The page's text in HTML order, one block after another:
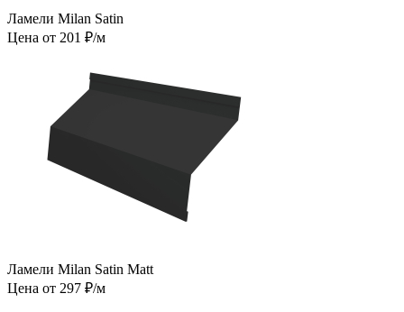
Ламели Milan Satin
Цена от 201 ₽/м
Ламели Milan Satin Matt
Цена от 297 ₽/м